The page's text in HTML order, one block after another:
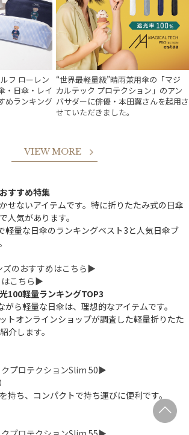
フ ローレン
・日傘・レイ
めランキング
“世界最軽量級”晴雨兼用傘の「マジ
カルテック プロテクション」のアン
バサダーに俳優・本田翼さんを起用さ
せていただきました。
VIEW MORE
すすめ特集
せないアイテムです。特に折りたたみ式の日傘
人気があります。
軽量な日傘のランキングベスト3と人気日傘ブ
ズのおすすめはこちら▶︎
はこちら▶︎
100軽量ランキングTOP3
ら軽量な日傘は、理想的なアイテムです。
トオンラインショップが調査した軽量折りたた
介します。
プロテクションSlim 50▶︎
持ち、コンパクトで持ち運びに便利です。